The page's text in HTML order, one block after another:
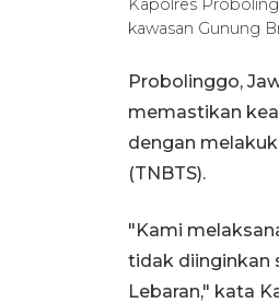
Kapolres
kawasan Gunung
Probolinggo,
memastikan
dengan
(TNBTS).
"Kami
tidak diinginkan
Lebaran," kata